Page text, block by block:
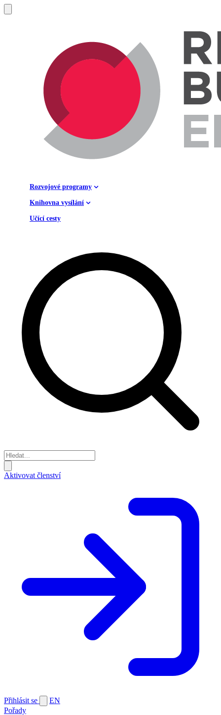
Rozvojové programy
Knihovna vysílání
Učící cesty
Aktivovat členství
Přihlásit se
EN
Pořady